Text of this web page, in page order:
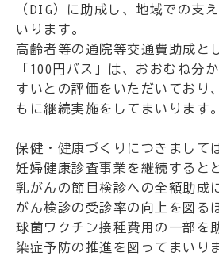
（DIG）に助成し、地域での支
いります。
高齢者等の通院等交通費助成と
「100円バス」は、おおむね分
すいとの評価をいただいており
もに継続実施をしてまいります。
保健・健康づくりにつきまして
妊婦健康診査事業を継続すると
乳がんの節目検診への全額助成
がん検診の受診率の向上を図る
球菌ワクチン接種費用の一部を
染症予防の推進を図ってまいり